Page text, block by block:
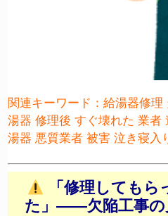
関連キーワード：給湯器修
湯器 修理後 すぐ壊れた 業者
湯器 悪質業者 被害 泣き寝入
「修理しても
た」——欠陥工事の